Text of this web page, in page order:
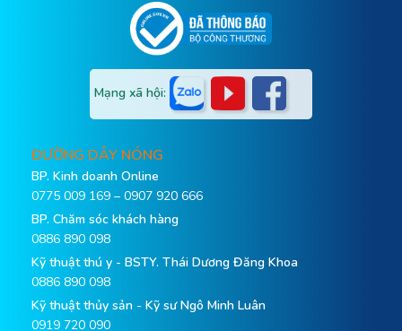
Mạng xã hội:
ĐƯỜNG DÂY NÓNG
BP. Kinh doanh Online
0775 009 169 – 0907 920 666
BP. Chăm sóc khách hàng
0886 890 098
Kỹ thuật thú y - BSTY. Thái Dương Đăng Khoa
0886 890 098
Kỹ thuật thủy sản - Kỹ sư Ngô Minh Luân
0919 720 090